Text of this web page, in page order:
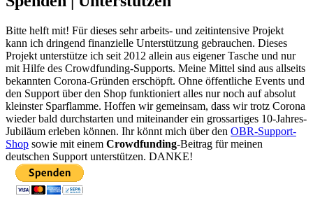
Bitte helft mit! Für dieses sehr arbeits- und zeitintensive Projekt
kann ich dringend finanzielle Unterstützung gebrauchen. Dieses
Projekt unterstütze ich seit 2012 allein aus eigener Tasche und nur
mit Hilfe des Crowdfunding-Supports. Meine Mittel sind aus allseits
bekannten Corona-Gründen erschöpft. Ohne öffentliche Events und
den Support über den Shop funktioniert alles nur noch auf absolut
kleinster Sparflamme. Hoffen wir gemeinsam, dass wir trotz Corona
wieder bald durchstarten und miteinander ein grossartiges 10-Jahres-
Jubiläum erleben können. Ihr könnt mich über den OBR-Support-
Shop sowie mit einem Crowdfunding-Beitrag für meinen
deutschen Support unterstützen. DANKE!